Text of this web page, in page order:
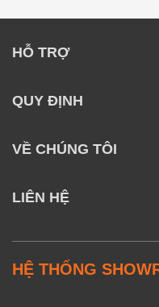
HỖ TRỢ
QUY ĐỊNH
VỀ CHÚNG TÔI
LIÊN HỆ
HỆ THỐNG